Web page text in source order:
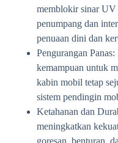
memblokir sinar UV
penumpang dan
penuaan dini dan
Pengurangan
kemampuan untuk
kabin mobil tetap
sistem pendingin
Ketahanan dan
meningkatkan
goresan, benturan,